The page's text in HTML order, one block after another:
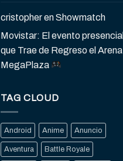
cristopherenShowmatch
Movistar: El evento presencial
que Trae de Regreso el Arena
MegaPlaza
TAG CLOUD
Android Anime Anuncio
Aventura Battle Royale